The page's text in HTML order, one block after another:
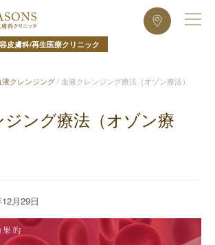
皮膚科/再生医療クリニック
液クレンジング/ 血液クレンジング療法（オゾン療法）
ジング療法（オゾン療
月29日